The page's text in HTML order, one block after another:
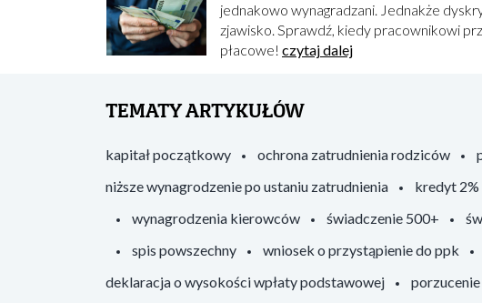
jednakowo wynagradzani. Jednakże
zjawisko. Sprawdź, kiedy pracownikowi
płacowe! czytaj dalej
TEMATY ARTYKUŁÓW
kapitał początkowy ochrona zatrudnienia rodziców
niższe wynagrodzenie po ustaniu zatrudnienia
kredyt 2%
wynagrodzenia kierowców
świadczenie 500+
spis powszechny
wniosek o przystąpienie do ppk
deklaracja o wysokości wpłaty podstawowej